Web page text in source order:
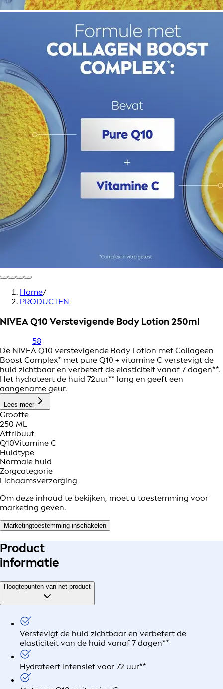
Home/
PRODUCTEN
NIVEA Q10 Verstevigende Body Lotion 250ml
58
De NIVEA Q10 verstevigende Body Lotion met Collageen
Boost Complex* met pure Q10 + vitamine C verstevigt de
huid zichtbaar en verbetert de elasticiteit vanaf 7 dagen**.
Het hydrateert de huid 72uur** lang en geeft een
aangename geur.
Lees meer
Grootte
250 ML
Attribuut
Q10Vitamine C
Huidtype
Normale huid
Zorgcategorie
Lichaamsverzorging
Om deze inhoud te bekijken, moet u toestemming voor
marketing geven.
Marketingtoestemming inschakelen
Product
informatie
Hoogtepunten van het product
Verstevigt de huid zichtbaar en verbetert de
elasticiteit van de huid vanaf 7 dagen**
Hydrateert intensief voor 72 uur**